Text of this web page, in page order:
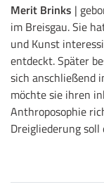
Merit Brinks |
im Breisgau. Sie
und Kunst
entdeckt. Später
sich anschließend
möchte sie ihren
Anthroposophie
Dreigliederung